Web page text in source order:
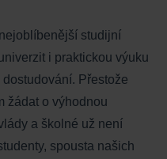
studijní
i praktickou výuku
Přestože
žádat o výhodnou
a školné už není
spousta našich